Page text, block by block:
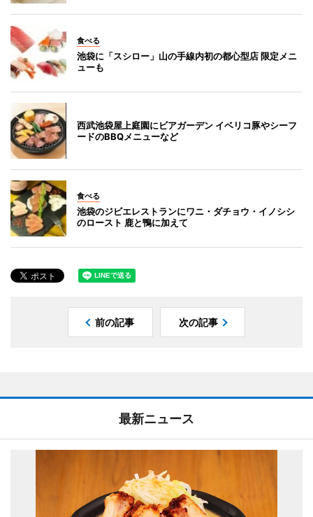
食べる
池袋に「スシロー」山の手線内初の都心型店 限定メニ
ューも
西武池袋屋上庭園にビアガーデン イベリコ豚やシーフ
ードのBBQメニューなど
食べる
池袋のジビエレストランにワニ・ダチョウ・イノシシ
のロースト 鹿と鴨に加えて
前の記事 次の記事
最新ニュース